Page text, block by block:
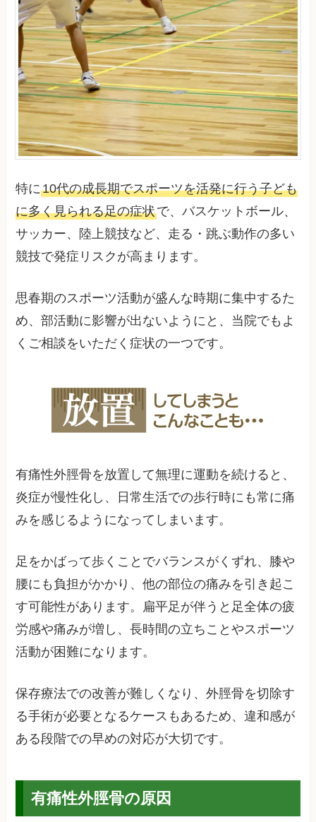
特に10代の成長期でスポーツを活発に行う子ども
に多く見られる足の症状で、バスケットボール、
サッカー、陸上競技など、走る・跳ぶ動作の多い
競技で発症リスクが高まります。
思春期のスポーツ活動が盛んな時期に集中するた
め、部活動に影響が出ないようにと、当院でもよ
くご相談をいただく症状の一つです。
有痛性外脛骨を放置して無理に運動を続けると、
炎症が慢性化し、日常生活での歩行時にも常に痛
みを感じるようになってしまいます。
足をかばって歩くことでバランスがくずれ、膝や
腰にも負担がかかり、他の部位の痛みを引き起こ
す可能性があります。扁平足が伴うと足全体の疲
労感や痛みが増し、長時間の立ちことやスポーツ
活動が困難になります。
保存療法での改善が難しくなり、外脛骨を切除す
る手術が必要となるケースもあるため、違和感が
ある段階での早めの対応が大切です。
有痛性外脛骨の原因